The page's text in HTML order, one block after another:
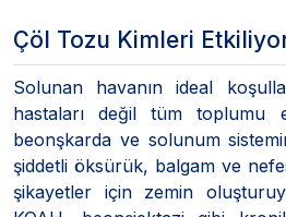
Çöl Tozu Kimleri
Solunan havanın ideal
hastaları değil tüm toplumu
beonşkarda ve solunum
şiddetli öksürük, balgam ve
şikayetler için zemin